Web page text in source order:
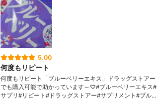
5.00
何度もリピート
何度もリピート「ブルーベリーエキス」ドラッグストアー
でも購入可能で助かっています～♡#ブルーベリーエキス#
サプリ#リピート#ドラッグストアー#サプリメント#ブル…